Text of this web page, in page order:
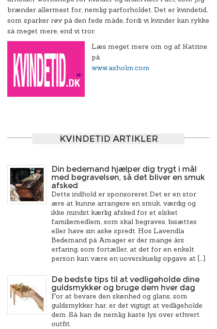
brænder allermest for, nemlig parforholdet. Det er kvindetid,
som sparker røv på den fede måde, fordi vi kvinder kan rykke
så meget mere, end vi tror.
Læs meget mere om og af Katrine
på
www.axholm.com
KVINDETID ARTIKLER
Din bedemand hjælper dig trygt i mål
med begravelsen, så det bliver en smuk
afsked
Dette indhold er sponsoreret Det er en stor
ære at kunne arrangere en smuk, værdig og
ikke mindst kærlig afsked for et elsket
familiemedlem, som skal begraves, bisættes
eller have sin aske spredt. Hos Lavendla
Bedemand på Amager er der mange års
erfaring, som fortæller, at det for en enkelt
person kan være en uoverskuelig opgave at […]
De bedste tips til at vedligeholde dine
guldsmykker og bruge dem hver dag
For at bevare den skønhed og glans, som
guldsmykker har, er det vigtigt at vedligeholde
dem. Så kan de nemlig kaste lys over ethvert
outfit.